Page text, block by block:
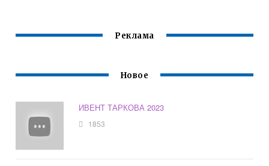
Реклама
Новое
ИВЕНТ ТАРКОВА 2023
1853